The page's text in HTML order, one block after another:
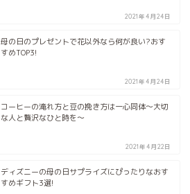
2021年4月24日
母の日のプレゼントで花以外なら何が良い?おす
すめTOP3!
2021年4月24日
コーヒーの淹れ方と豆の挽き方は一心同体〜大切
な人と贅沢なひと時を〜
2021年4月22日
ディズニーの母の日サプライズにぴったりなおす
すめギフト3選!